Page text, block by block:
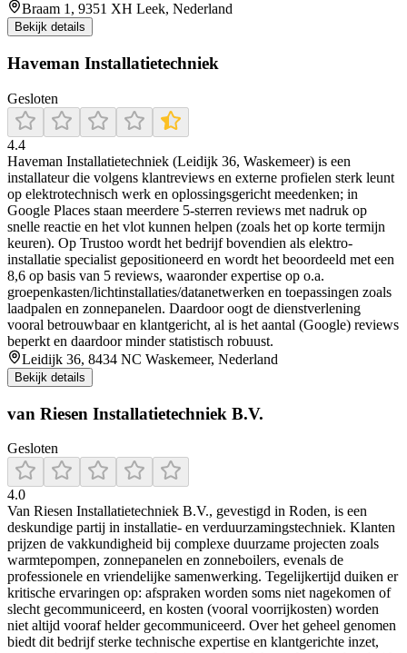
Braam 1, 9351 XH Leek, Nederland
Bekijk details
Haveman Installatietechniek
Gesloten
4.4
Haveman Installatietechniek (Leidijk 36, Waskemeer) is een
installateur die volgens klantreviews en externe profielen sterk leunt
op elektrotechnisch werk en oplossingsgericht meedenken; in
Google Places staan meerdere 5-sterren reviews met nadruk op
snelle reactie en het vlot kunnen helpen (zoals het op korte termijn
keuren). Op Trustoo wordt het bedrijf bovendien als elektro-
installatie specialist gepositioneerd en wordt het beoordeeld met een
8,6 op basis van 5 reviews, waaronder expertise op o.a.
groepenkasten/lichtinstallaties/datanetwerken en toepassingen zoals
laadpalen en zonnepanelen. Daardoor oogt de dienstverlening
vooral betrouwbaar en klantgericht, al is het aantal (Google) reviews
beperkt en daardoor minder statistisch robuust.
Leidijk 36, 8434 NC Waskemeer, Nederland
Bekijk details
van Riesen Installatietechniek B.V.
Gesloten
4.0
Van Riesen Installatietechniek B.V., gevestigd in Roden, is een
deskundige partij in installatie- en verduurzamingstechniek. Klanten
prijzen de vakkundigheid bij complexe duurzame projecten zoals
warmtepompen, zonnepanelen en zonneboilers, evenals de
professionele en vriendelijke samenwerking. Tegelijkertijd duiken er
kritische ervaringen op: afspraken worden soms niet nagekomen of
slecht gecommuniceerd, en kosten (vooral voorrijkosten) worden
niet altijd vooraf helder gecommuniceerd. Over het geheel genomen
biedt dit bedrijf sterke technische expertise en klantgerichte inzet,